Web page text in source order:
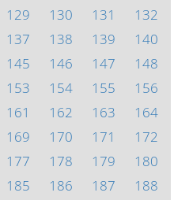
129 130 131
132
137 138 139
140
145 146 147
148
153 154 155
156
161 162 163
164
169 170 171
172
177 178 179
180
185 186 187
188